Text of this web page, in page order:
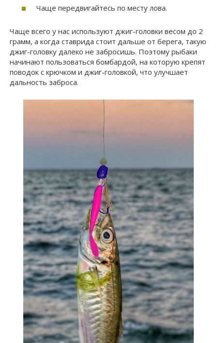
Чаще передвигайтесь по месту лова.
Чаще всего у нас используют джиг-головки весом до 2
грамм, а когда ставрида стоит дальше от берега, такую
джиг-головку далеко не забросишь. Поэтому рыбаки
начинают пользоваться бомбардой, на которую крепят
поводок с крючком и джиг-головкой, что улучшает
дальность заброса.